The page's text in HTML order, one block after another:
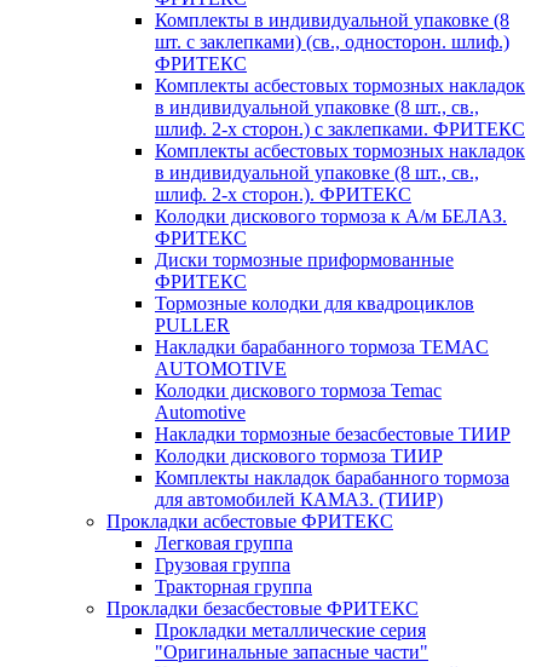
Комплекты в индивидуальной упаковке (8
шт. с заклепками) (св., односторон. шлиф.)
ФРИТЕКС
Комплекты асбестовых тормозных накладок
в индивидуальной упаковке (8 шт., св.,
шлиф. 2-х сторон.) c заклепками. ФРИТЕКС
Комплекты асбестовых тормозных накладок
в индивидуальной упаковке (8 шт., св.,
шлиф. 2-х сторон.). ФРИТЕКС
Колодки дискового тормоза к А/м БЕЛАЗ.
ФРИТЕКС
Диски тормозные приформованные
ФРИТЕКС
Тормозные колодки для квадроциклов
PULLER
Накладки барабанного тормоза TEMAC
AUTOMOTIVE
Колодки дискового тормоза Temac
Automotive
Накладки тормозные безасбестовые ТИИР
Колодки дискового тормоза ТИИР
Комплекты накладок барабанного тормоза
для автомобилей КАМАЗ. (ТИИР)
Прокладки асбестовые ФРИТЕКС
Легковая группа
Грузовая группа
Тракторная группа
Прокладки безасбестовые ФРИТЕКС
Прокладки металлические серия
"Оригинальные запасные части"